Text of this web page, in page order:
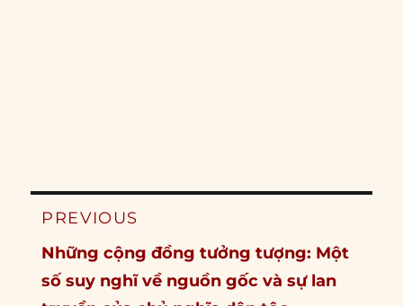
Post
PREVIOUS
Previous
post:
Những cộng đồng tưởng tượng: Một
số suy nghĩ về nguồn gốc và sự lan